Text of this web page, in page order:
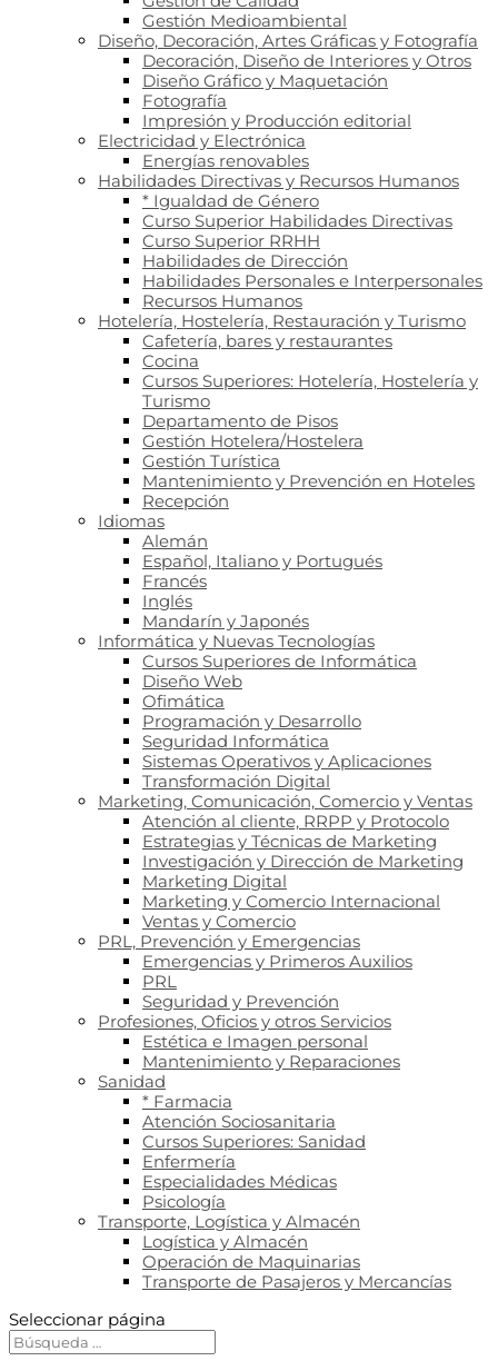
Gestión Medioambiental
Diseño, Decoración, Artes Gráficas y Fotografía
Decoración, Diseño de Interiores y Otros
Diseño Gráfico y Maquetación
Fotografía
Impresión y Producción editorial
Electricidad y Electrónica
Energías renovables
Habilidades Directivas y Recursos Humanos
* Igualdad de Género
Curso Superior Habilidades Directivas
Curso Superior RRHH
Habilidades de Dirección
Habilidades Personales e Interpersonales
Recursos Humanos
Hotelería, Hostelería, Restauración y Turismo
Cafetería, bares y restaurantes
Cocina
Cursos Superiores: Hotelería, Hostelería y
Turismo
Departamento de Pisos
Gestión Hotelera/Hostelera
Gestión Turística
Mantenimiento y Prevención en Hoteles
Recepción
Idiomas
Alemán
Español, Italiano y Portugués
Francés
Inglés
Mandarín y Japonés
Informática y Nuevas Tecnologías
Cursos Superiores de Informática
Diseño Web
Ofimática
Programación y Desarrollo
Seguridad Informática
Sistemas Operativos y Aplicaciones
Transformación Digital
Marketing, Comunicación, Comercio y Ventas
Atención al cliente, RRPP y Protocolo
Estrategias y Técnicas de Marketing
Investigación y Dirección de Marketing
Marketing Digital
Marketing y Comercio Internacional
Ventas y Comercio
PRL, Prevención y Emergencias
Emergencias y Primeros Auxilios
PRL
Seguridad y Prevención
Profesiones, Oficios y otros Servicios
Estética e Imagen personal
Mantenimiento y Reparaciones
Sanidad
* Farmacia
Atención Sociosanitaria
Cursos Superiores: Sanidad
Enfermería
Especialidades Médicas
Psicología
Transporte, Logística y Almacén
Logística y Almacén
Operación de Maquinarias
Transporte de Pasajeros y Mercancías
Seleccionar página